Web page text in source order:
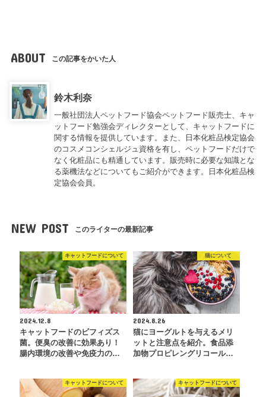
ABOUT この記事をかいた人
鈴木利奈
一般社団法人ペットフード協会ペットフード販売士、キャ
ットフード勉強会ディレクターとして、キャットフードに
関する情報を提供しています。また、日本化粧品検定協会
のコスメコンシェルジュ資格を有し、ペットフードだけで
なく化粧品にも精通しています。販売時に必要な知識とな
る薬機法などについてもご紹介ができます。日本化粧品検
定協会会員。
NEW POST このライターの最新記事
キャットフードについて
2024.12.8
キャットフードのビフィズス
菌。便臭の改善に効果あり！
腸内環境の改善や免疫力の…
猫について
2024.8.26
猫にヨーグルトを与えるメリ
ットと注意点を紹介。食品添
加物プロピレングリコール…
キャットフードについて キャットフードについて